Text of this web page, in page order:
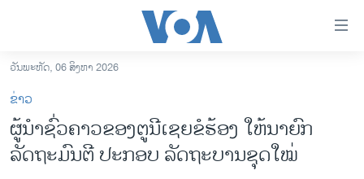
ເຂົ້າ
ຫາ
ຂ້າມ
ຂ້າມ
ຂ້າມ
ລາວ
ອາເມຣິກາ
ວັນພະຫັດ, 06 ສິງຫາ 2026
ຂ່າວ
ຜູ້ນໍາຊົ່ວຄາວຂອງຕູນີເຊຍຂໍຮ້ອງ ໃຫ້ນາຍົກ
ລັດຖະມົນຕີ ປະກອບ ລັດຖະບານຊຸດໃໝ່